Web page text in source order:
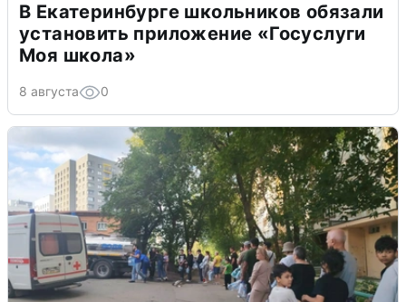
В Екатеринбурге школьников обязали
установить приложение «Госуслуги
Моя школа»
8 августа 0